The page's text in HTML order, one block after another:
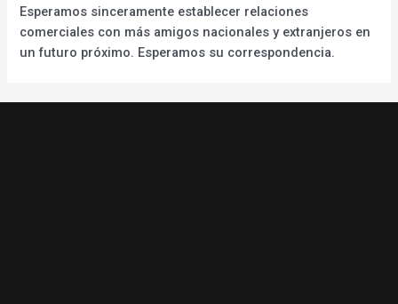
Esperamos sinceramente establecer relaciones
comerciales con más amigos nacionales y extranjeros en
un futuro próximo. Esperamos su correspondencia.